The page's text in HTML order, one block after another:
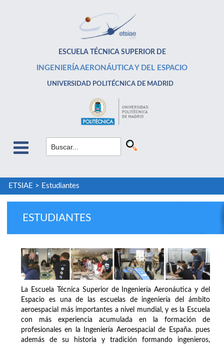
ESCUELA TÉCNICA SUPERIOR DE
INGENIERÍA AERONÁUTICA Y DEL ESPACIO
UNIVERSIDAD POLITÉCNICA DE MADRID
ETSIAE > Estudiantes
ESTUDIANTES
La Escuela Técnica Superior de Ingeniería Aeronáutica y del
Espacio es una de las escuelas de ingeniería del ámbito
aeroespacial más importantes a nivel mundial, y es la Escuela
con más experiencia acumulada en la formación de
profesionales en la Ingeniería Aeroespacial de España. pues
además de su historia y tradición formando ingenieros,